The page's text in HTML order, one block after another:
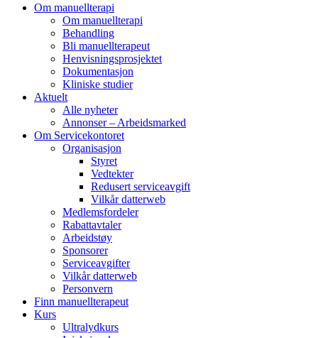
Om manuellterapi
Om manuellterapi
Behandling
Bli manuellterapeut
Henvisningsprosjektet
Dokumentasjon
Kliniske studier
Aktuelt
Alle nyheter
Annonser – Arbeidsmarked
Om Servicekontoret
Organisasjon
Styret
Vedtekter
Redusert serviceavgift
Vilkår datterweb
Medlemsfordeler
Rabattavtaler
Arbeidstøy
Sponsorer
Serviceavgifter
Vilkår datterweb
Personvern
Finn manuellterapeut
Kurs
Ultralydkurs